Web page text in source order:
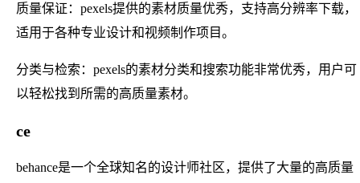
质量保证：pexels提供的素材质量优秀，支持高分辨率下载，
适用于各种专业设计和视频制作项目。
分类与检索：pexels的素材分类和搜索功能非常优秀，用户可
以轻松找到所需的高质量素材。
ce
behance是一个全球知名的设计师社区，提供了大量的高质量